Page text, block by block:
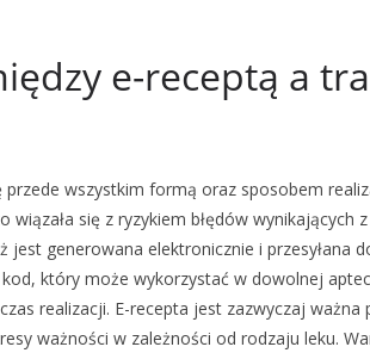
e-receptą a
wszystkim formą oraz sposobem
się z ryzykiem błędów wynikających
generowana elektronicznie i przesyłana
który może wykorzystać w dowolnej
realizacji. E-recepta jest zazwyczaj ważna
ważności w zależności od rodzaju leku.